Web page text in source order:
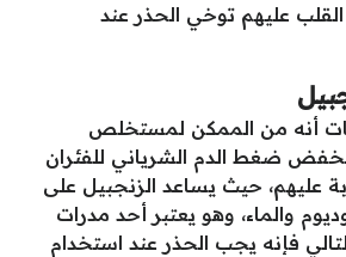
عليهم توخي الحذر عند
أنه من الممكن لمستخلص
ضغط الدم الشرياني للفئران
عليهم، حيث يساعد الزنجبيل على
والماء، وهو يعتبر أحد مدرات
فإنه يجب الحذر عند استخدام